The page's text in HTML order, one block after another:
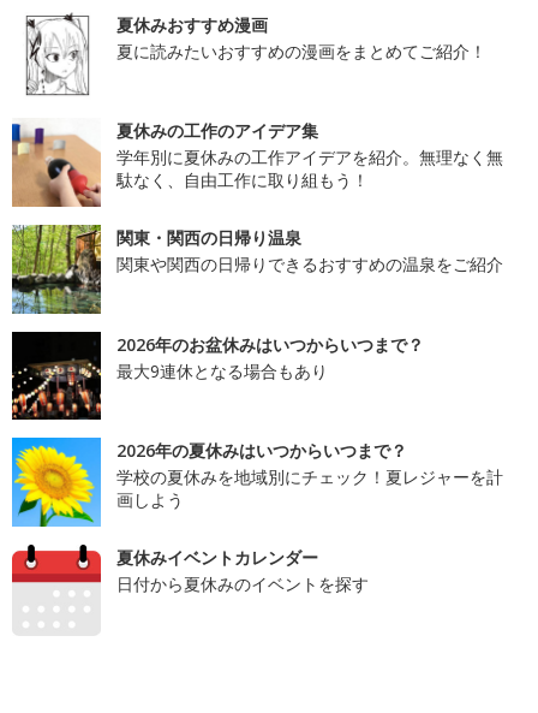
夏休みおすすめ漫画
夏に読みたいおすすめの漫画をまとめてご紹介！
夏休みの工作のアイデア集
学年別に夏休みの工作アイデアを紹介。無理なく無
駄なく、自由工作に取り組もう！
関東・関西の日帰り温泉
関東や関西の日帰りできるおすすめの温泉をご紹介
2026年のお盆休みはいつからいつまで？
最大9連休となる場合もあり
2026年の夏休みはいつからいつまで？
学校の夏休みを地域別にチェック！夏レジャーを計
画しよう
夏休みイベントカレンダー
日付から夏休みのイベントを探す